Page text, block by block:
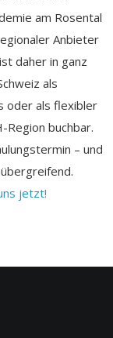
am Rosental
Anbieter
daher in ganz
als
oder als flexibler
Region buchbar.
– und
jetzt!